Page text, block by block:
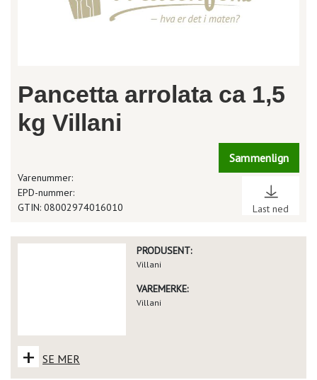
Pancetta arrolata ca 1,5
kg Villani
Sammenlign
Last ned
Varenummer:
EPD-nummer:
GTIN: 08002974016010
PRODUSENT:
Villani
VAREMERKE:
Villani
+ SE MER